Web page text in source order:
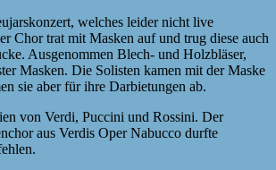
welches leider nicht live
Chor trat mit Masken auf und trug diese auch
Ausgenommen Blech- und Holzbläser,
Masken. Die Solisten kamen mit der Maske
sie aber für ihre Darbietungen ab.
von Verdi, Puccini und Rossini. Der
aus Verdis Oper Nabucco durfte